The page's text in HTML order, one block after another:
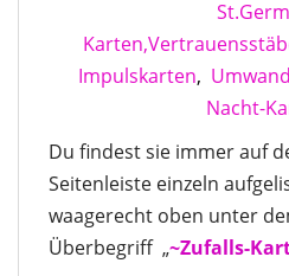
Karten,
Impulskarten,
Nacht-
Du findest sie immer auf
Seitenleiste einzeln
waagerecht oben unter
Überbegriff „~Zufalls-